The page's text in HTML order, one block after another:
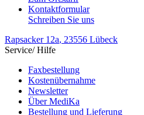
Kontaktformular
Schreiben Sie uns
Rapsacker 12a, 23556 Lübeck
Service/ Hilfe
Faxbestellung
Kostenübernahme
Newsletter
Über MediKa
Bestellung und Lieferung